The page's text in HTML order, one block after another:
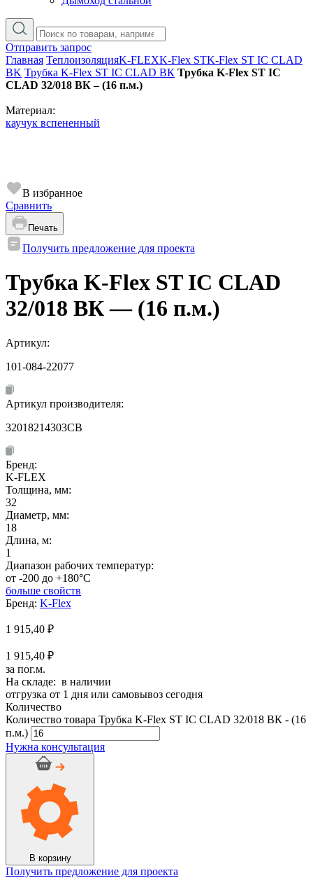
Отправить запрос
Главная ТеплоизоляцияK-FLEXK-Flex STK-Flex ST IC CLAD
BK Трубка K-Flex ST IC CLAD ВК Трубка K-Flex ST IC
CLAD 32/018 ВК – (16 п.м.)
Материал:
каучук вспененный
В избранное
Сравнить
Печать
Получить предложение для проекта
Трубка K-Flex ST IC CLAD
32/018 ВК — (16 п.м.)
Артикул:
101-084-22077
Артикул производителя:
32018214303CB
Бренд:
K-FLEX
Толщина, мм:
32
Диаметр, мм:
18
Длина, м:
1
Диапазон рабочих температур:
от -200 до +180°C
больше свойств
Бренд: K-Flex
1 915,40 ₽
1 915,40 ₽
за пог.м.
На складе: в наличии
отгрузка от 1 дня или самовывоз сегодня
Количество
Количество товара Трубка K-Flex ST IC CLAD 32/018 ВК - (16
п.м.)
Нужна консультация
В корзину
Получить предложение для проекта